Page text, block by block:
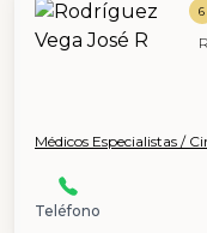
6
Médicos Especialistas /
Teléfono